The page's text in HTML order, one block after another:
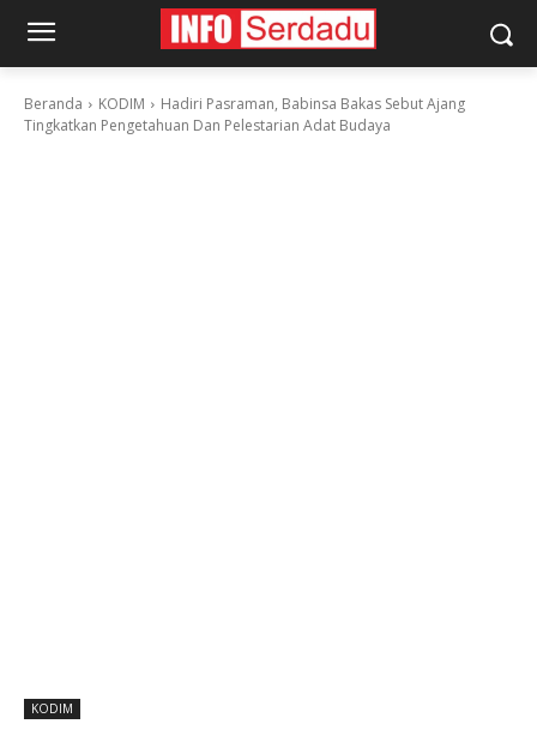
Beranda KODIM
Hadiri Pasraman, Babinsa Bakas Sebut Ajang
Tingkatkan Pengetahuan Dan Pelestarian Adat Budaya
KODIM